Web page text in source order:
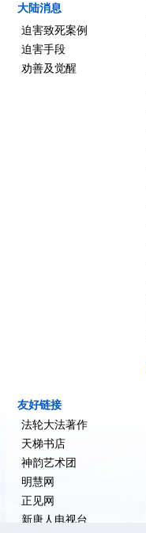
大陆消息
迫害致死案例
迫害手段
劝善及觉醒
友好链接
法轮大法著作
天梯书店
神韵艺术团
明慧网
正见网
新唐人电视台